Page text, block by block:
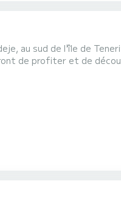
au sud de l'île de
de profiter et de
Sun Odissey 391
profondes, pratique et